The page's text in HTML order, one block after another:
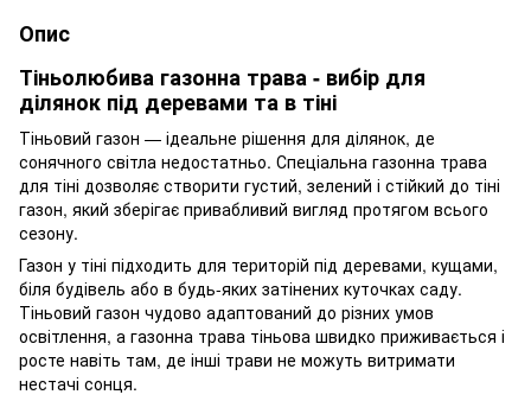
Опис
Тіньолюбива газонна трава - вибір для
ділянок під деревами та в тіні
Тіньовий газон — ідеальне рішення для ділянок, де
сонячного світла недостатньо. Спеціальна газонна трава
для тіні дозволяє створити густий, зелений і стійкий до тіні
газон, який зберігає привабливий вигляд протягом всього
сезону.
Газон у тіні підходить для територій під деревами, кущами,
біля будівель або в будь-яких затінених куточках саду.
Тіньовий газон чудово адаптований до різних умов
освітлення, а газонна трава тіньова швидко приживається і
росте навіть там, де інші трави не можуть витримати
нестачі сонця.